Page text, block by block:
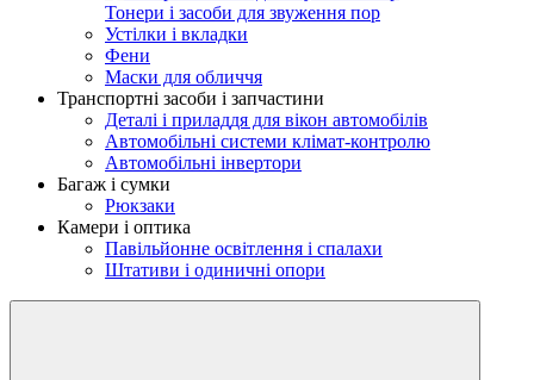
Тонери і засоби для звуження пор
Устілки і вкладки
Фени
Маски для обличчя
Транспортні засоби і запчастини
Деталі і приладдя для вікон автомобілів
Автомобільні системи клімат-контролю
Автомобільні інвертори
Багаж і сумки
Рюкзаки
Камери і оптика
Павільйонне освітлення і спалахи
Штативи і одиничні опори